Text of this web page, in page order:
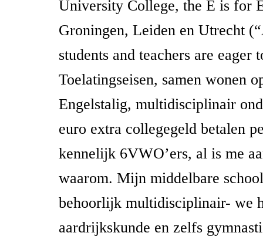
University College, the E is for
Groningen, Leiden en Utrecht
students and teachers are eager
Toelatingseisen, samen wonen
Engelstalig, multidisciplinair
euro extra collegegeld betalen
kennelijk 6VWO’ers, al is me
waarom. Mijn middelbare
behoorlijk multidisciplinair- we
aardrijkskunde en zelfs